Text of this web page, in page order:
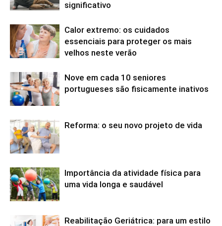
significativo
Calor extremo: os cuidados
essenciais para proteger os mais
velhos neste verão
Nove em cada 10 seniores
portugueses são fisicamente inativos
Reforma: o seu novo projeto de vida
Importância da atividade física para
uma vida longa e saudável
Reabilitação Geriátrica: para um estilo